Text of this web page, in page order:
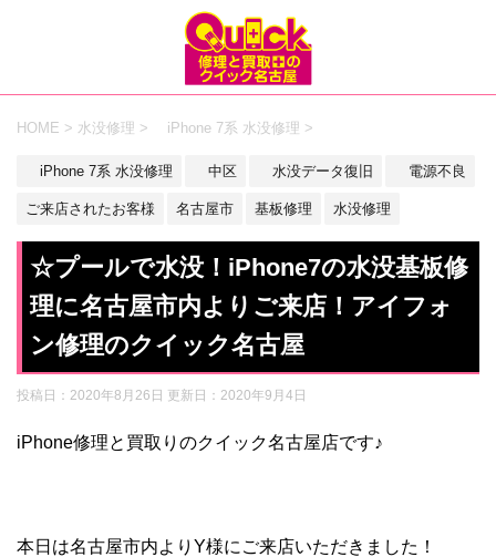
HOME > 水没修理 > iPhone 7系 水没修理 >
iPhone 7系 水没修理 中区 水没データ復旧 電源不良
ご来店されたお客様 名古屋市 基板修理 水没修理
☆プールで水没！iPhone7の水没基板修
理に名古屋市内よりご来店！アイフォ
ン修理のクイック名古屋
投稿日：2020年8月26日 更新日： 2020年9月4日
iPhone修理と買取りのクイック名古屋店です♪
本日は名古屋市内よりY様にご来店いただきました！